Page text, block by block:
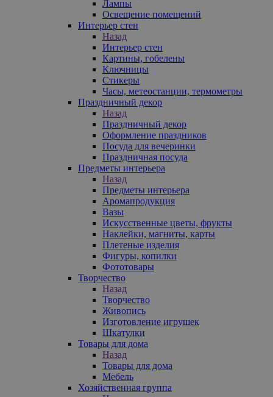
Лампы
Освещение помещений
Интерьер стен
Назад
Интерьер стен
Картины, гобелены
Ключницы
Стикеры
Часы, метеостанции, термометры
Праздничный декор
Назад
Праздничный декор
Оформление праздников
Посуда для вечеринки
Праздничная посуда
Предметы интерьера
Назад
Предметы интерьера
Аромапродукция
Вазы
Искусственные цветы, фрукты
Наклейки, магниты, карты
Плетеные изделия
Фигуры, копилки
Фототовары
Творчество
Назад
Творчество
Живопись
Изготовление игрушек
Шкатулки
Товары для дома
Назад
Товары для дома
Мебель
Хозяйственная группа